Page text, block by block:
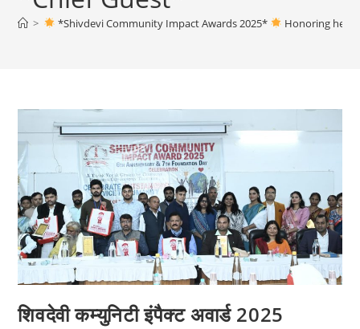
> *Shivdevi Community Impact Awards 2025* Honoring
शिवदेवी कम्युनिटी इंपैक्ट अवार्ड 2025